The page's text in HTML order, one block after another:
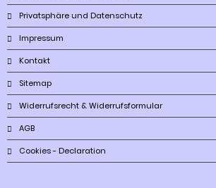
Privatsphäre und Datenschutz
Impressum
Kontakt
Sitemap
Widerrufsrecht & Widerrufsformular
AGB
Cookies - Declaration